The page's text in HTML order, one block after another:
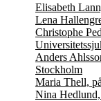
Elisabeth
Lena
Christophe
Anders
Stockholm
Maria Thell,
Nina